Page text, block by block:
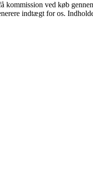
kommission ved køb
indtægt for os.